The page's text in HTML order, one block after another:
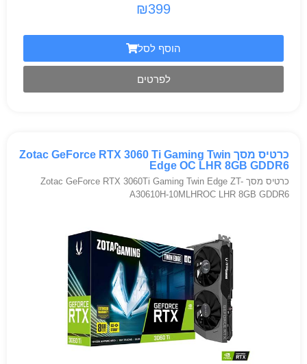
₪399
הוסף לסל
לפרטים
כרטיס מסך Zotac GeForce RTX 3060 Ti Gaming Twin
Edge OC LHR 8GB GDDR6
כרטיס מסך Zotac GeForce RTX 3060Ti Gaming Twin Edge ZT-
A30610H-10MLHROC LHR 8GB GDDR6